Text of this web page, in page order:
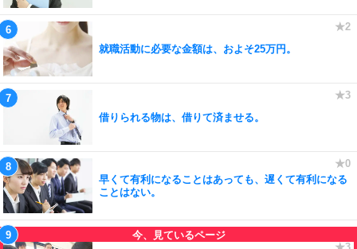
就職活動に必要な金額は、およそ25万円。
借りられる物は、借りて済ませる。
早くて有利になることはあっても、遅くて有利になる
ことはない。